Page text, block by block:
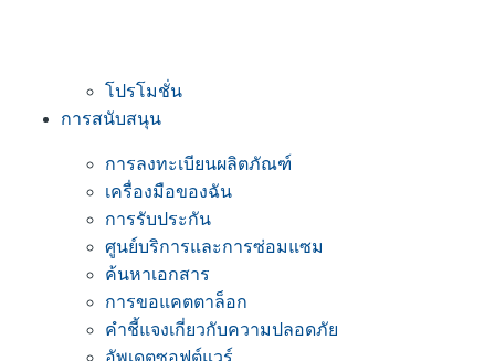
โปรโมชั่น
การสนับสนุน
การลงทะเบียนผลิตภัณฑ์
เครื่องมือของฉัน
การรับประกัน
ศูนย์บริการและการซ่อมแซม
ค้นหาเอกสาร
การขอแคตตาล็อก
คำชี้แจงเกี่ยวกับความปลอดภัย